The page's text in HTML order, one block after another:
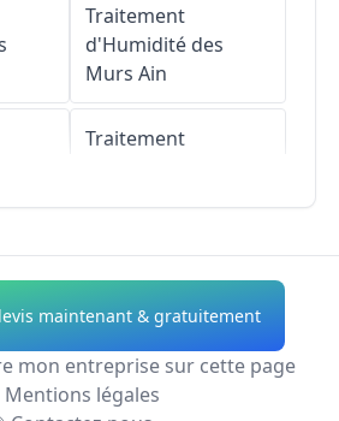
Traitement
d'Humidité des
Murs Ain
Traitement
Traitement
d'Humidité des
Murs Allier
Traitement
d'Humidité des
maintenant & gratuitement
mon entreprise sur cette page
Mentions légales